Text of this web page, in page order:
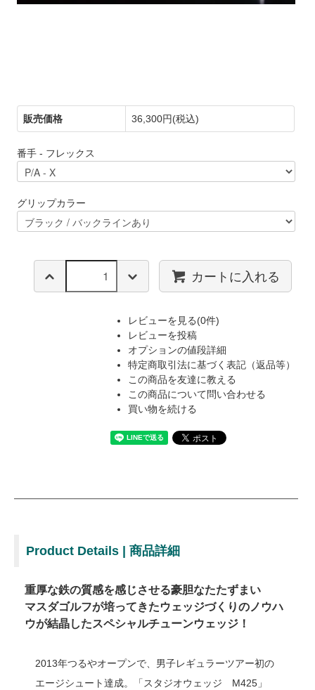
販売価格 36,300円(税込)
番手 - フレックス
グリップカラー
カートに入れる
レビューを見る(0件)
レビューを投稿
オプションの値段詳細
特定商取引法に基づく表記（返品等）
この商品を友達に教える
この商品について問い合わせる
買い物を続ける
Product Details | 商品詳細
重厚な鉄の質感を感じさせる豪胆なたたずまい
マスダゴルフが培ってきたウェッジづくりのノウハ
ウが結晶したスペシャルチューンウェッジ！
2013年つるやオープンで、男子レギュラーツアー初の
エージシュート達成。
「スタジオウェッジ M425」